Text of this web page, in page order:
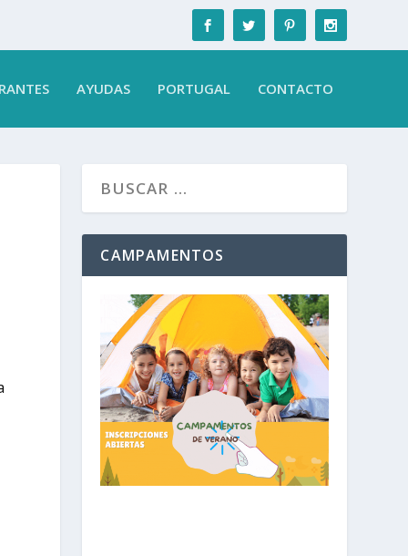
AYUDAS PORTUGAL CONTACTO
CAMPAMENTOS